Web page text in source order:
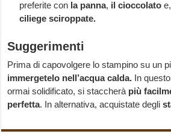
preferite con la panna, il cioccolato
ciliege sciroppate.
Suggerimenti
Prima di capovolgere lo stampino su un
immergetelo nell’acqua calda. In
ormai solidificato, si staccherà più
perfetta. In alternativa, acquistate degli